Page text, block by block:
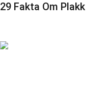
29 Fakta Om Plakk